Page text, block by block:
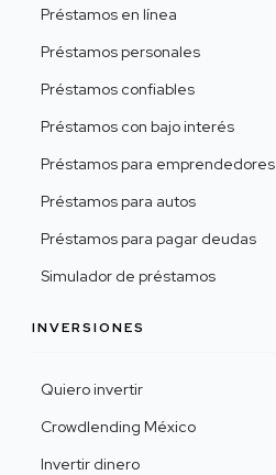
Préstamos en línea
Préstamos personales
Préstamos confiables
Préstamos con bajo interés
Préstamos para emprendedores
Préstamos para autos
Préstamos para pagar deudas
Simulador de préstamos
INVERSIONES
Quiero invertir
Crowdlending México
Invertir dinero